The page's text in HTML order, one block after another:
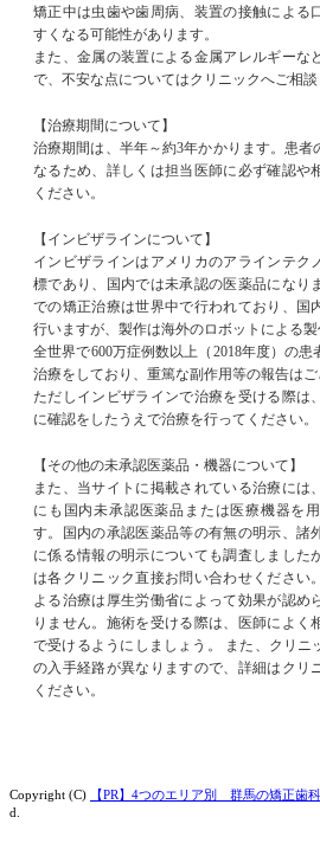
矯正中は虫歯や歯周病、装置の接触による
すくなる可能性があります。
また、金属の装置による金属アレルギーな
で、不安な点についてはクリニックへご相談
【治療期間について】
治療期間は、半年～約3年かかります。患者
なるため、詳しくは担当医師に必ず確認や
ください。
【インビザラインについて】
インビザラインはアメリカのアラインテク
標であり、国内では未承認の医薬品になり
での矯正治療は世界中で行われており、国
行いますが、製作は海外のロボットによる製
全世界で600万症例数以上（2018年度）の
治療をしており、重篤な副作用等の報告はご
ただしインビザラインで治療を受ける際は
に確認をしたうえで治療を行ってください。
【その他の未承認医薬品・機器について】
また、当サイトに掲載されている治療には
にも国内未承認医薬品または医療機器を
す。国内の承認医薬品等の有無の明示、諸
に係る情報の明示についても調査しました
は各クリニック直接お問い合わせください
よる治療は厚生労働省によって効果が認め
りません。施術を受ける際は、医師によく
で受けるようにしましょう。 また、クリニ
の入手経路が異なりますので、詳細はクリ
ください。
Copyright (C) 4つのエリア別 群馬の矯正歯
d.